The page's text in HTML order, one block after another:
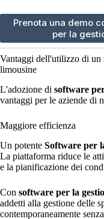
Prenota una demo
per la
Vantaggi dell'utilizzo di un
limousine
L'adozione di software
vantaggi per le aziende di
Maggiore efficienza
Un potente Software per
La piattaforma riduce le
e la pianificazione dei
Con software per la
addetti alla gestione delle
contemporaneamente